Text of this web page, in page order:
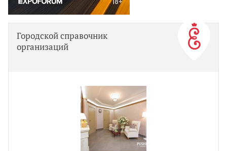
Городской справочник
организаций